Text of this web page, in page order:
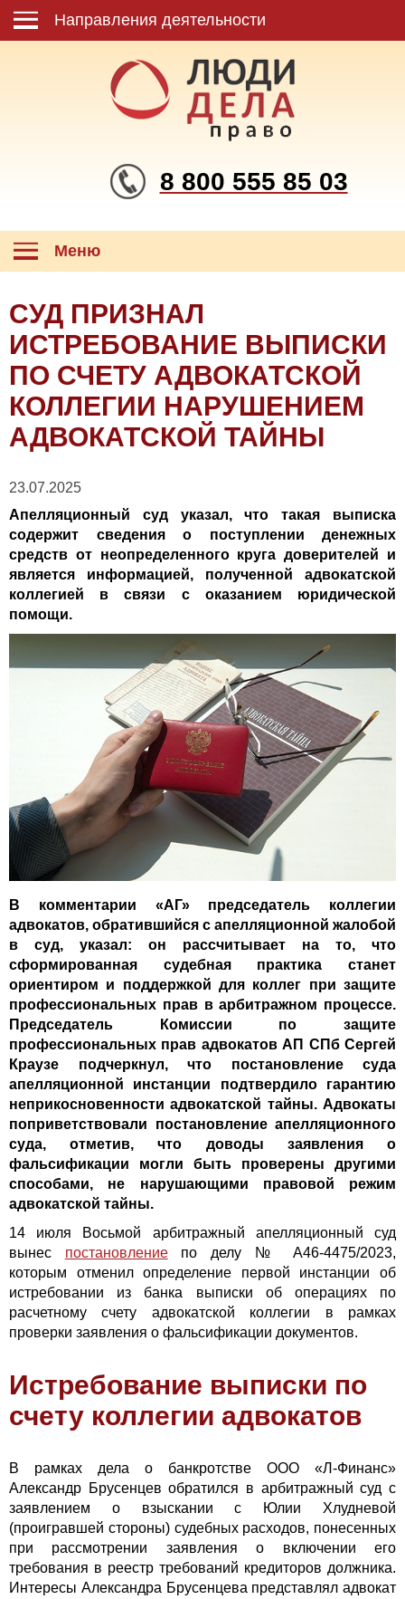
Направления деятельности
8 800 555 85 03
Меню
СУД ПРИЗНАЛ
ИСТРЕБОВАНИЕ ВЫПИСКИ
ПО СЧЕТУ АДВОКАТСКОЙ
КОЛЛЕГИИ НАРУШЕНИЕМ
АДВОКАТСКОЙ ТАЙНЫ
23.07.2025
Апелляционный суд указал, что такая выписка
содержит сведения о поступлении денежных
средств от неопределенного круга доверителей и
является информацией, полученной адвокатской
коллегией в связи с оказанием юридической
помощи.
В комментарии «АГ» председатель коллегии
адвокатов, обратившийся с апелляционной жалобой
в суд, указал: он рассчитывает на то, что
сформированная судебная практика станет
ориентиром и поддержкой для коллег при защите
профессиональных прав в арбитражном процессе.
Председатель Комиссии по защите
профессиональных прав адвокатов АП СПб Сергей
Краузе подчеркнул, что постановление суда
апелляционной инстанции подтвердило гарантию
неприкосновенности адвокатской тайны. Адвокаты
поприветствовали постановление апелляционного
суда, отметив, что доводы заявления о
фальсификации могли быть проверены другими
способами, не нарушающими правовой режим
адвокатской тайны.
14 июля Восьмой арбитражный апелляционный суд
вынес
постановление
по делу № А46-4475/2023,
которым отменил определение первой инстанции об
истребовании из банка выписки об операциях по
расчетному счету адвокатской коллегии в рамках
проверки заявления о фальсификации документов.
Истребование выписки по
счету коллегии адвокатов
В рамках дела о банкротстве ООО «Л-Финанс»
Александр Брусенцев обратился в арбитражный суд с
заявлением о взыскании с Юлии Хлудневой
(проигравшей стороны) судебных расходов, понесенных
при рассмотрении заявления о включении его
требования в реестр требований кредиторов должника.
Интересы Александра Брусенцева представлял адвокат